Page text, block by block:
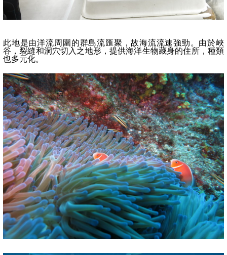
此地是由洋流周 圍的群島流匯聚，故海流流速強勁。由於峽
谷，裂縫和洞穴切入之地形，提供海洋生物藏身的住所，種類
也多元化。